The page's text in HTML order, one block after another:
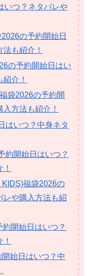
いつ？ネタバレや
の予約開始日
も紹介！
の予約開始日はい
介！
袋2026の予約開
方法も紹介！
はいつ？中身ネタ
約開始日はいつ？
福袋2026の
レや購入方法も紹
開始日はいつ？
始日はいつ？中